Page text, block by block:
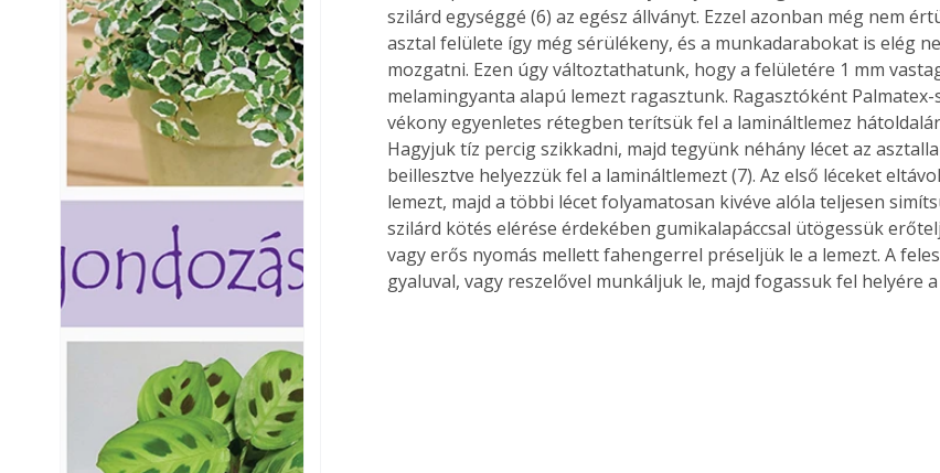
szilárd egységgé (6) az egész állványt. Ezzel azonban még nem
asztal felülete így még sérülékeny, és a munkadarabokat is elég
mozgatni. Ezen úgy változtathatunk, hogy a felületére 1 mm
melamingyanta alapú lemezt ragasztunk. Ragasztóként
vékony egyenletes rétegben terítsük fel a lamináltlemez
Hagyjuk tíz percig szikkadni, majd tegyünk néhány lécet az
beillesztve helyezzük fel a lamináltlemezt (7). Az első léceket
lemezt, majd a többi lécet folyamatosan kivéve alóla teljesen
szilárd kötés elérése érdekében gumikalapáccsal ütögessük
vagy erős nyomás mellett fahengerrel préseljük le a lemezt. A
gyaluval, vagy reszelővel munkáljuk le, majd fogassuk fel helyére